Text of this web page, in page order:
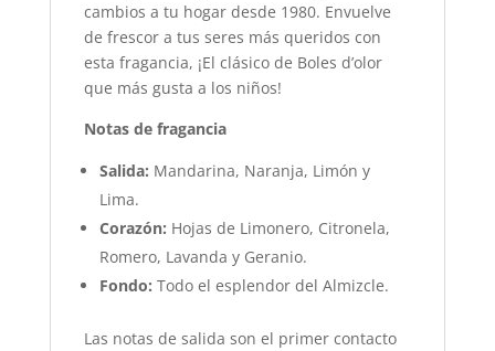
cambios a tu hogar desde 1980. Envuelve
de frescor a tus seres más queridos con
esta fragancia, ¡El clásico de Boles d’olor
que más gusta a los niños!
Notas de fragancia
Salida: Mandarina, Naranja, Limón y
Lima.
Corazón: Hojas de Limonero, Citronela,
Romero, Lavanda y Geranio.
Fondo: Todo el esplendor del Almizcle.
Las notas de salida son el primer contacto